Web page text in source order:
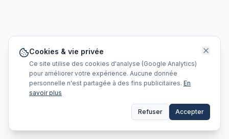
Cookies & vie privée
Ce site utilise des cookies d'analyse (Google Analytics)
pour améliorer votre expérience. Aucune donnée
personnelle n'est partagée à des fins publicitaires. En
savoir plus
Refuser Accepter